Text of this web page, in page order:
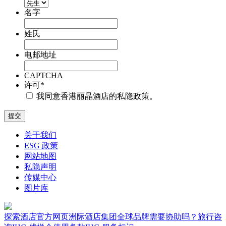
名字
姓氏
电邮地址
CAPTCHA
许可*
我同意香港丽晶酒店的私隐政策。
关于我们
ESG 政策
网站地图
私隐声明
传媒中心
图片库
探索酒店官方网页洲际酒店集团全球品牌需要协助吗？ 旅行咨